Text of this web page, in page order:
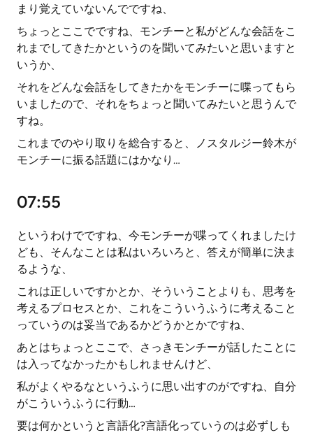
まり覚えていないんでですね、
ちょっとここでですね、モンチーと私がどんな会話をこ
れまでしてきたかというのを聞いてみたいと思いますと
いうか、
それをどんな会話をしてきたかをモンチーに喋ってもら
いましたので、それをちょっと聞いてみたいと思うんで
すね。
これまでのやり取りを総合すると、ノスタルジー鈴木が
モンチーに振る話題にはかなり…
07:55
というわけでですね、今モンチーが喋ってくれましたけ
ども、そんなことは私はいろいろと、答えが簡単に決ま
るような、
これは正しいですかとか、そういうことよりも、思考を
考えるプロセスとか、これをこういうふうに考えること
っていうのは妥当であるかどうかとかですね、
あとはちょっとここで、さっきモンチーが話したことに
は入ってなかったかもしれませんけど、
私がよくやるなというふうに思い出すのがですね、自分
がこういうふうに行動…
要は何かというと言語化?言語化っていうのは必ずしも